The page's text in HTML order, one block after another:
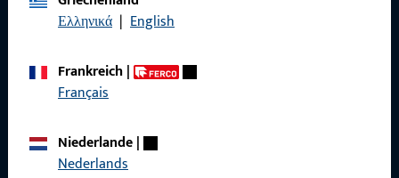
Ελληνικά | English
Frankreich|
Français
Niederlande|
Nederlands
AGB